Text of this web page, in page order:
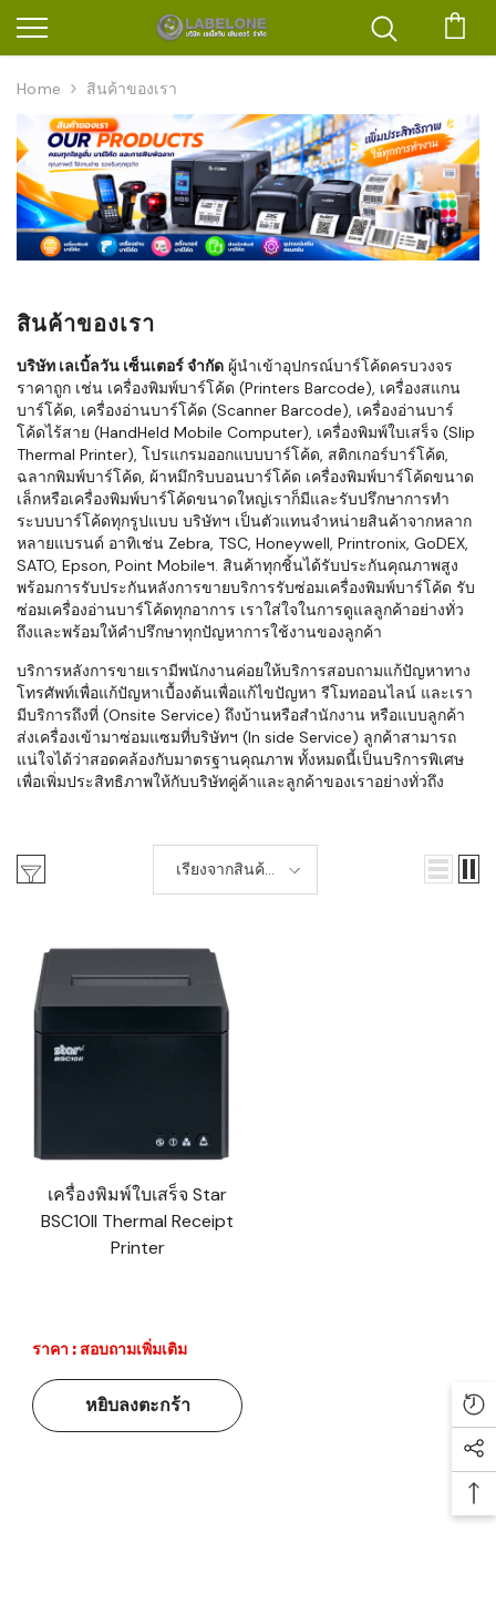
Home สินค้าของเรา
สินค้าของเรา
บริษัท เลเบิ้ลวัน เซ็นเตอร์ จำกัด ผู้นำเข้าอุปกรณ์บาร์โค้ดครบวงจร
ราคาถูก เช่น เครื่องพิมพ์บาร์โค้ด (Printers Barcode), เครื่องสแกน
บาร์โค้ด, เครื่องอ่านบาร์โค้ด (Scanner Barcode), เครื่องอ่านบาร์
โค้ดไร้สาย (HandHeld Mobile Computer), เครื่องพิมพ์ใบเสร็จ (Slip
Thermal Printer), โปรแกรมออกแบบบาร์โค้ด, สติกเกอร์บาร์โค้ด,
ฉลากพิมพ์บาร์โค้ด, ผ้าหมึกริบบอนบาร์โค้ด เครื่องพิมพ์บาร์โค้ดขนาด
เล็กหรือเครื่องพิมพ์บาร์โค้ดขนาดใหญ่เราก็มีและรับปรึกษาการทำ
ระบบบาร์โค้ดทุกรูปแบบ บริษัทฯ เป็นตัวแทนจำหน่ายสินค้าจากหลาก
หลายแบรนด์ อาทิเช่น Zebra, TSC, Honeywell, Printronix, GoDEX,
SATO, Epson, Point Mobileฯ. สินค้าทุกชิ้นได้รับประกันคุณภาพสูง
พร้อมการรับประกันหลังการขายบริการรับซ่อมเครื่องพิมพ์บาร์โค้ด รับ
ซ่อมเครื่องอ่านบาร์โค้ดทุกอาการ เราใส่ใจในการดูแลลูกค้าอย่างทั่ว
ถึงและพร้อมให้คำปรึกษาทุกปัญหาการใช้งานของลูกค้า
บริการหลังการขายเรามีพนักงานค่อยให้บริการสอบถามแก้ปัญหาทาง
โทรศัพท์เพื่อแก้ปัญหาเบื้องต้นเพื่อแก้ไขปัญหา รีโมทออนไลน์ และเรา
มีบริการถึงที่ (Onsite Service) ถึงบ้านหรือสำนักงาน หรือแบบลูกค้า
ส่งเครื่องเข้ามาซ่อมแซมที่บริษัทฯ (In side Service) ลูกค้าสามารถ
แน่ใจได้ว่าสอดคล้องกับมาตรฐานคุณภาพ ทั้งหมดนี้เป็นบริการพิเศษ
เพื่อเพิ่มประสิทธิภาพให้กับบริษัทคู่ค้าและลูกค้าของเราอย่างทั่วถึง
เรียงจากสินค้า
ใหม่-เก่า
เครื่องพิมพ์ใบเสร็จ Star
BSC10II Thermal Receipt
Printer
ราคา : สอบถามเพิ่มเติม
หยิบลงตะกร้า